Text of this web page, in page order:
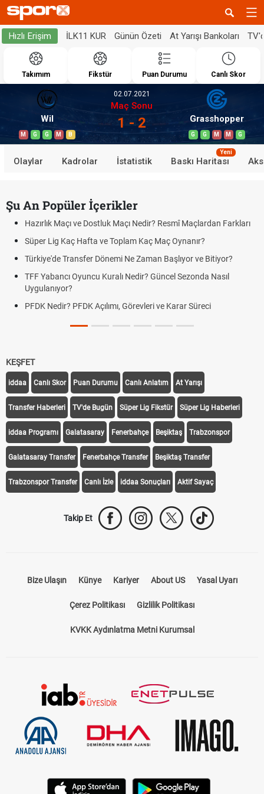
Hızlı Erişim İLK11 KUR Günün Özeti At Yarışı Bankoları
Takımım Fikstür Puan Durumu Canlı Skor
Wil
M G G M B
02.07.2021
Maç Sonu
1 - 2 Grasshopper
G G M M G
Olaylar Kadrolar İstatistik Baskı Haritası
Yeni
Şu An Popüler İçerikler
Hazırlık Maçı ve Dostluk Maçı Nedir? Resmî Maçlardan Farkları
Süper Lig Kaç Hafta ve Toplam Kaç Maç Oynanır?
Türkiye'de Transfer Dönemi Ne Zaman Başlıyor ve Bitiyor?
TFF Yabancı Oyuncu Kuralı Nedir? Güncel Sezonda Nasıl
Uygulanıyor?
PFDK Nedir? PFDK Açılımı, Görevleri ve Karar Süreci
KEŞFET
iddaa Canlı Skor Puan Durumu Canlı Anlatım At Yarışı
Transfer Haberleri TV'de Bugün Süper Lig Fikstür Süper Lig Haberleri
iddaa Programı Galatasaray Fenerbahçe Beşiktaş Trabzonspor
Galatasaray Transfer Fenerbahçe Transfer Beşiktaş Transfer
Trabzonspor Transfer Canlı İzle iddaa Sonuçları Aktif Sayaç
Takip Et
Bize Ulaşın Künye Kariyer About US Yasal Uyarı
Çerez Politikası Gizlilik Politikası
KVKK Aydınlatma Metni Kurumsal